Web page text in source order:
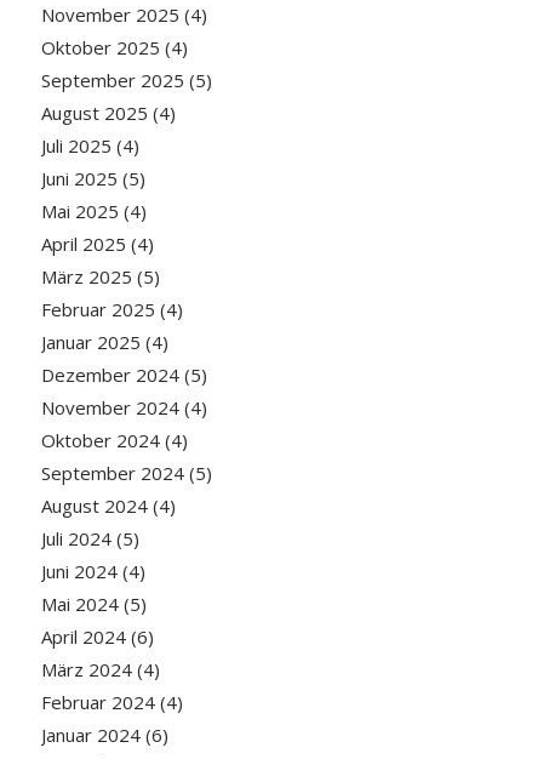
November 2025 (4)
Oktober 2025 (4)
September 2025 (5)
August 2025 (4)
Juli 2025 (4)
Juni 2025 (5)
Mai 2025 (4)
April 2025 (4)
März 2025 (5)
Februar 2025 (4)
Januar 2025 (4)
Dezember 2024(5)
November 2024(4)
Oktober 2024(4)
September 2024(5)
August 2024(4)
Juli 2024(5)
Juni 2024(4)
Mai 2024(5)
April 2024(6)
März 2024(4)
Februar 2024(4)
Januar 2024(6)